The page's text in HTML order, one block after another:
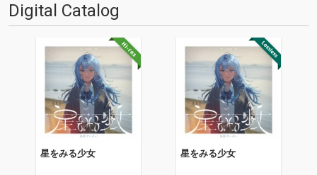
Digital Catalog
星をみる少女 星をみる少女